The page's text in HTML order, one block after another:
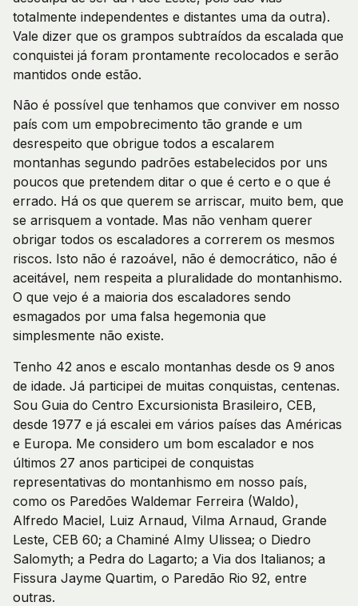
totalmente independentes e distantes uma da outra).
Vale dizer que os grampos subtraídos da escalada que
conquistei já foram prontamente recolocados e serão
mantidos onde estão.
Não é possível que tenhamos que conviver em nosso
país com um empobrecimento tão grande e um
desrespeito que obrigue todos a escalarem
montanhas segundo padrões estabelecidos por uns
poucos que pretendem ditar o que é certo e o que é
errado. Há os que querem se arriscar, muito bem, que
se arrisquem a vontade. Mas não venham querer
obrigar todos os escaladores a correrem os mesmos
riscos. Isto não é razoável, não é democrático, não é
aceitável, nem respeita a pluralidade do montanhismo.
O que vejo é a maioria dos escaladores sendo
esmagados por uma falsa hegemonia que
simplesmente não existe.
Tenho 42 anos e escalo montanhas desde os 9 anos
de idade. Já participei de muitas conquistas, centenas.
Sou Guia do Centro Excursionista Brasileiro, CEB,
desde 1977 e já escalei em vários países das Américas
e Europa. Me considero um bom escalador e nos
últimos 27 anos participei de conquistas
representativas do montanhismo em nosso país,
como os Paredões Waldemar Ferreira (Waldo),
Alfredo Maciel, Luiz Arnaud, Vilma Arnaud, Grande
Leste, CEB 60; a Chaminé Almy Ulissea; o Diedro
Salomyth; a Pedra do Lagarto; a Via dos Italianos; a
Fissura Jayme Quartim, o Paredão Rio 92, entre
outras.